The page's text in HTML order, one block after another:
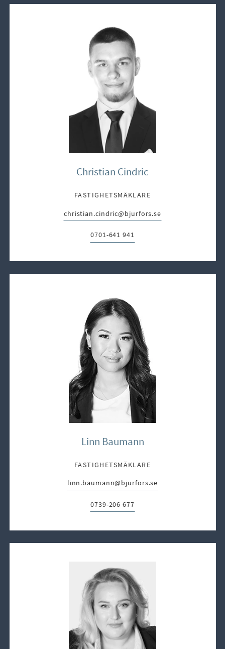
Christian Cindric
FASTIGHETSMÄKLARE
E-post:
christian.cindric@bjurfors.se
Telefon:
0701-641 941
Linn Baumann
FASTIGHETSMÄKLARE
E-post:
linn.baumann@bjurfors.se
Telefon:
0739-206 677